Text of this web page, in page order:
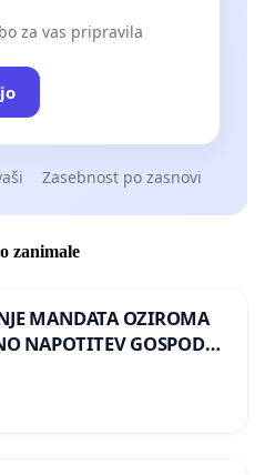
za vas pripravila
Zasebnost po zasnovi
zanimale
MANDATA OZIROMA
NAPOTITEV GOSPODA
VELEPOSLANIŠTVO
MOSKVI